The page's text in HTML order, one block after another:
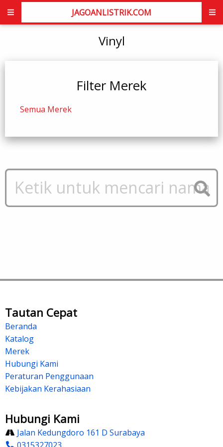
JAGOANLISTRIK.COM
Vinyl
Filter Merek
Semua Merek
Tautan Cepat
Beranda
Katalog
Merek
Hubungi Kami
Peraturan Penggunaan
Kebijakan Kerahasiaan
Hubungi Kami
Jalan Kedungdoro 161 D Surabaya